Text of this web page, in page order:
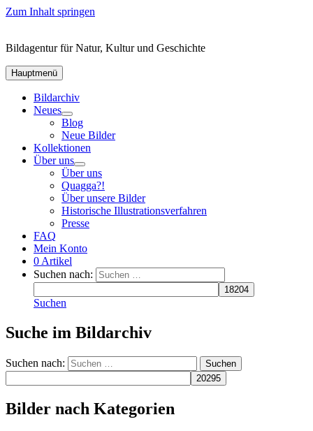
Zum Inhalt springen
Bildagentur für Natur, Kultur und Geschichte
Hauptmenü
Bildarchiv
Neues
Blog
Neue Bilder
Kollektionen
Über uns
Über uns
Quagga?!
Über unsere Bilder
Historische Illustrationsverfahren
Presse
FAQ
Mein Konto
0 Artikel
Suchen nach:
Suchen
Suche im Bildarchiv
Suchen nach:
Bilder nach Kategorien